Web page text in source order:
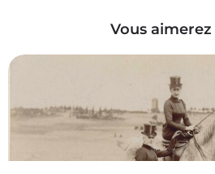
Vous aimerez